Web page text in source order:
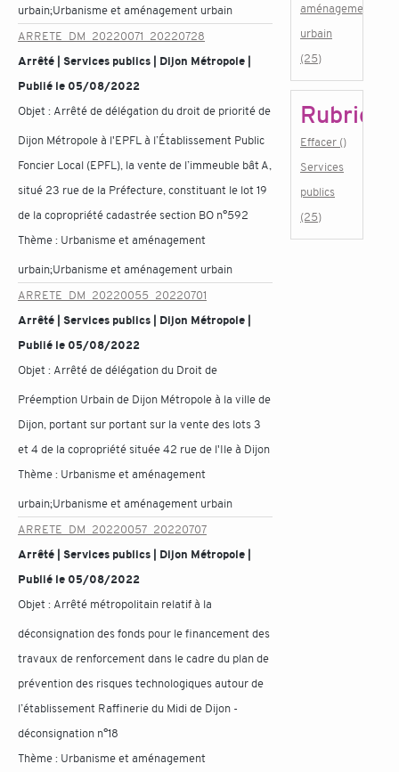
urbain;Urbanisme et aménagement urbain
ARRETE_DM_20220071_20220728
Arrêté | Services publics | Dijon Métropole |
Publié le 05/08/2022
Objet : Arrêté de délégation du droit de priorité de
Dijon Métropole à l'EPFL à l’Établissement Public
Foncier Local (EPFL), la vente de l’immeuble bât A,
situé 23 rue de la Préfecture, constituant le lot 19
de la copropriété cadastrée section BO n°592
Thème : Urbanisme et aménagement
urbain;Urbanisme et aménagement urbain
ARRETE_DM_20220055_20220701
Arrêté | Services publics | Dijon Métropole |
Publié le 05/08/2022
Objet : Arrêté de délégation du Droit de
Préemption Urbain de Dijon Métropole à la ville de
Dijon, portant sur portant sur la vente des lots 3
et 4 de la copropriété située 42 rue de l'Ile à Dijon
Thème : Urbanisme et aménagement
urbain;Urbanisme et aménagement urbain
ARRETE_DM_20220057_20220707
Arrêté | Services publics | Dijon Métropole |
Publié le 05/08/2022
Objet : Arrêté métropolitain relatif à la
déconsignation des fonds pour le financement des
travaux de renforcement dans le cadre du plan de
prévention des risques technologiques autour de
l’établissement Raffinerie du Midi de Dijon -
déconsignation n°18
Thème : Urbanisme et aménagement
aménagement
urbain
(25)
Rubrique
Effacer ()
Services
publics
(25)